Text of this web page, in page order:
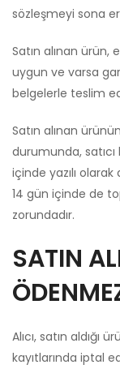
sözleşmeyi sona
Satın alınan ürün,
uygun ve varsa
belgelerle teslim
Satın alınan
durumunda,
içinde yazılı
14 gün içinde de
zorundadır.
SATIN
Alıcı, satın
kayıtlarında iptal